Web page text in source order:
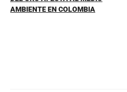
AMBIENTE EN COLOMBIA